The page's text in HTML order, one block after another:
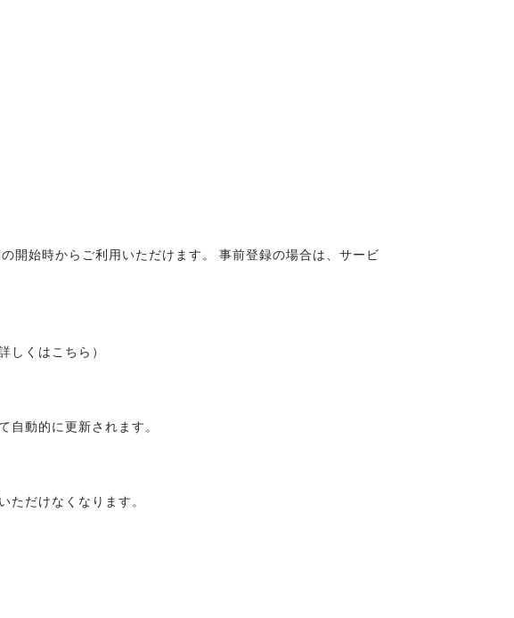
開始時からご利用いただけます。 事前登録の場合は、サービ
しくはこちら）
自動的に更新されます。
ただけなくなります。